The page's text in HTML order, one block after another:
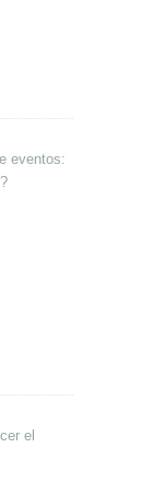
eventos:
el